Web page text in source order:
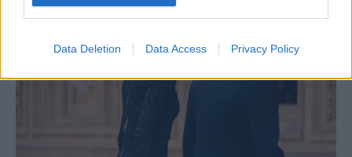
Data Deletion Data Access Privacy Policy